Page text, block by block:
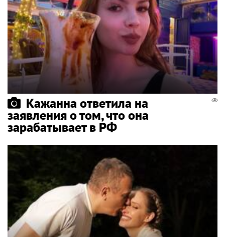
Кажанна ответила на
заявления о том, что она
зарабатывает в РФ